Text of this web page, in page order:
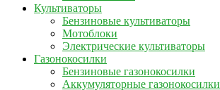
Культиваторы
Бензиновые культиваторы
Мотоблоки
Электрические культиваторы
Газонокосилки
Бензиновые газонокосилки
Аккумуляторные газонокосилки